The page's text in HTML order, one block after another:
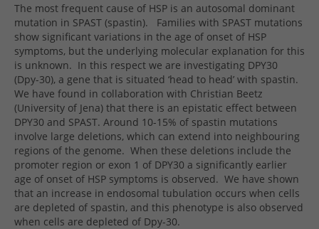
The most frequent cause of HSP is an autosomal dominant
mutation in SPAST (spastin).
Families with SPAST mutations
show significant variations in the age of onset of HSP
symptoms, but the underlying molecular explanation for this
is unknown. In this respect we are investigating DPY30
(Dpy-30), a gene that is situated ‘head to head’ with spastin.
We have found in collaboration with Christian Beetz
(University of Jena) that there is an epistatic effect between
DPY30 and SPAST. Around 10-15% of spastin mutations
involve large deletions, which can extend into neighbouring
regions of the genome. When these deletions include the
promoter region or exon 1 of DPY30 a significantly earlier
age of onset of HSP symptoms is observed. We have shown
that an increase in endosomal tubulation occurs when cells
are depleted of spastin, and this phenotype is also observed
when cells are depleted of Dpy-30.